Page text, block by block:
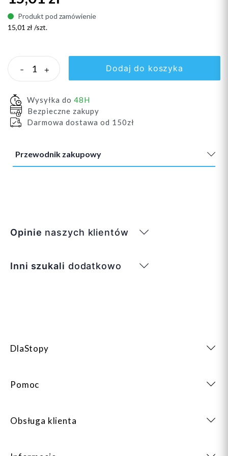
Produkt pod zamówienie
15,01 zł /szt.
- + Dodaj do koszyka
Wysyłka do 48H
Bezpieczne zakupy
Darmowa dostawa od 150zł
Przewodnik zakupowy
Opinie naszych klientów
Inni szukali dodatkowo
DlaStopy
Pomoc
Obsługa klienta